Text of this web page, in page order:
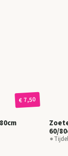
€ 7,50
60/